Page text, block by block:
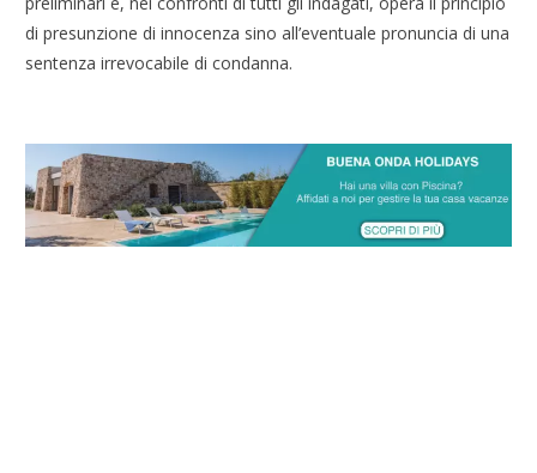
di presunzione di innocenza sino all’eventuale pronuncia di una
sentenza irrevocabile di condanna.